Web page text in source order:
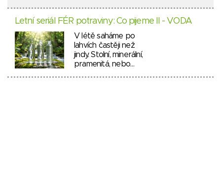
Letní seriál FÉR potraviny: Co pijeme II - VODA
V létě saháme po
lahvích častěji než
jindy. Stolní, minerální,
pramenitá, nebo…